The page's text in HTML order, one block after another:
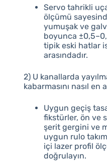
Servo tahrikli
ölçümü
yumuşak ve
boyunca
tipik eski hatlar
arasındadır.
2) U kanallarda
kabarmasını nasıl en
Uygun geçiş
fikstürler, ön ve
şerit gergini ve
uygun rulo
içi lazer profil
doğrulayın.